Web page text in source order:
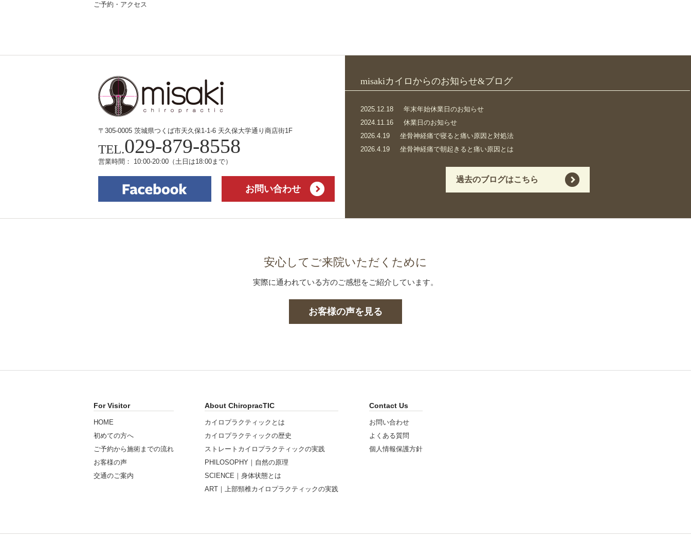
ご予約・アクセス
〒305-0005 茨城県つくば市天久保1-1-6 天久保大学通り商店街1F
TEL.029-879-8558
営業時間： 10:00-20:00 （土日は18:00まで）
お問い合わせ
misakiカイロからのお知らせ&ブログ
2025.12.18
年末年始休業日のお知らせ
2024.11.16
休業日のお知らせ
2026.4.19
坐骨神経痛で寝ると痛い原因と対処法
2026.4.19
坐骨神経痛で朝起きると痛い原因とは
過去のブログはこちら
安心してご来院いただくために
実際に通われている方のご感想をご紹介しています。
お客様の声を見る
For Visitor
HOME
初めての方へ
ご予約から施術までの流れ
お客様の声
交通のご案内
About ChiropracTIC
カイロプラクティックとは
カイロプラクティックの歴史
ストレートカイロプラクティックの実践
PHILOSOPHY｜自然の原理
SCIENCE｜身体状態とは
ART｜上部頸椎カイロプラクティックの実践
Contact Us
お問い合わせ
よくある質問
個人情報保護方針